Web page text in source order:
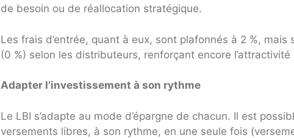
de besoin ou de réallocation stratégique.
Les frais d’entrée, quant à eux, sont plafonnés à 2 %, mais
(0 %) selon les distributeurs, renforçant encore
Adapter l’investissement à son rythme
Le LBI s’adapte au mode d’épargne de chacun. Il est
versements libres, à son rythme, en une seule fois